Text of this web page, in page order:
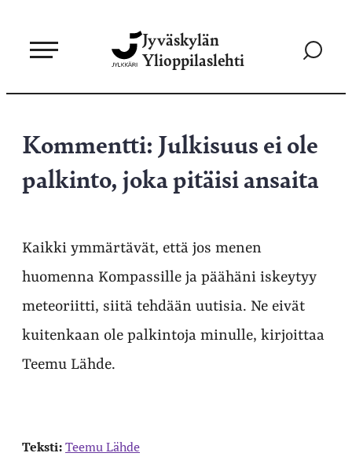
sisältöön
Jyväskylän
Ylioppilaslehti
Siirry
Kommentti: Julkisuus ei ole
palkinto, joka pitäisi ansaita
Kaikki ymmärtävät, että jos menen
huomenna Kompassille ja päähäni iskeytyy
meteoriitti, siitä tehdään uutisia. Ne eivät
kuitenkaan ole palkintoja minulle, kirjoittaa
Teemu Lähde.
Teksti:Teemu Lähde